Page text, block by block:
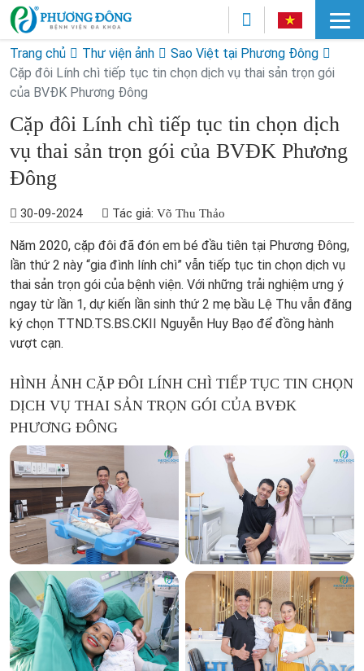
Trang chủ Thư viện ảnh
Sao Việt tại Phương Đông
Cặp đôi Lính chì tiếp tục tin chọn dịch vụ thai sản trọn gói
của BVĐK Phương Đông
Cặp đôi Lính chì tiếp tục tin chọn dịch
vụ thai sản trọn gói của BVĐK Phương
Đông
30-09-2024 Tác giả: Võ Thu Thảo
Năm 2020, cặp đôi đã đón em bé đầu tiên tại Phương Đông,
lần thứ 2 này “gia đình lính chì” vẫn tiếp tục tin chọn dịch vụ
thai sản trọn gói của bệnh viện. Với những trải nghiệm ưng ý
ngay từ lần 1, dự kiến lần sinh thứ 2 mẹ bầu Lệ Thu vẫn đăng
ký chọn TTND.TS.BS.CKII Nguyễn Huy Bạo để đồng hành
vượt cạn.
HÌNH ẢNH CẶP ĐÔI LÍNH CHÌ TIẾP TỤC TIN CHỌN
DỊCH VỤ THAI SẢN TRỌN GÓI CỦA BVĐK
PHƯƠNG ĐÔNG